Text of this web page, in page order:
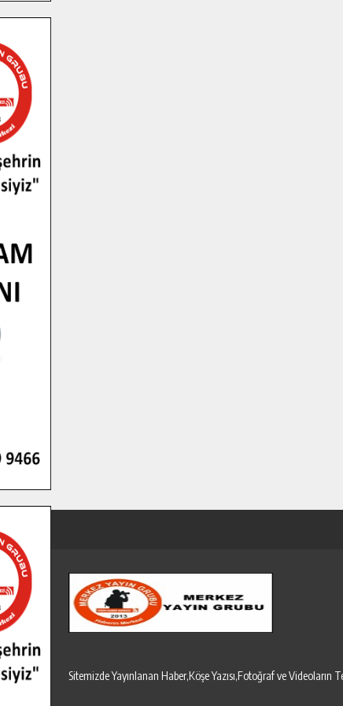
Sitemizde Yayınlanan Haber,Köşe Yazısı,Fotoğraf ve